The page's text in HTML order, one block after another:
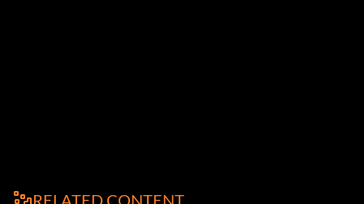
RELATED CONTENT